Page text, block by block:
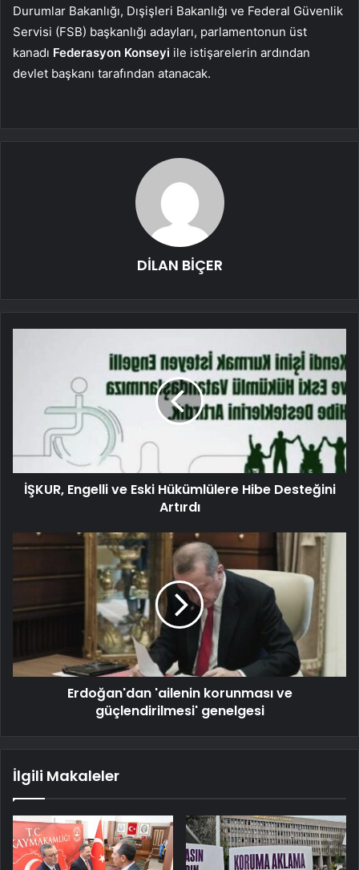
Durumlar Bakanlığı, Dışişleri Bakanlığı ve Federal Güvenlik
Servisi (FSB) başkanlığı adayları, parlamentonun üst
kanadı Federasyon Konseyi ile istişarelerin ardından
devlet başkanı tarafından atanacak.
DİLAN BİÇER
İŞKUR, Engelli ve Eski Hükümlülere Hibe Desteğini
Artırdı
Erdoğan'dan 'ailenin korunması ve
güçlendirilmesi' genelgesi
İlgili Makaleler